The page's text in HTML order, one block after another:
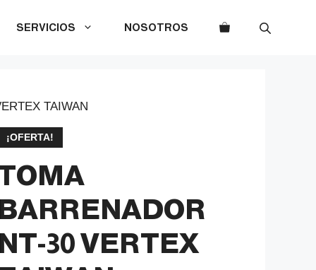
SERVICIOS NOSOTROS
TAIWAN
¡OFERTA!
BARRENADOR
NT-30 VERTEX